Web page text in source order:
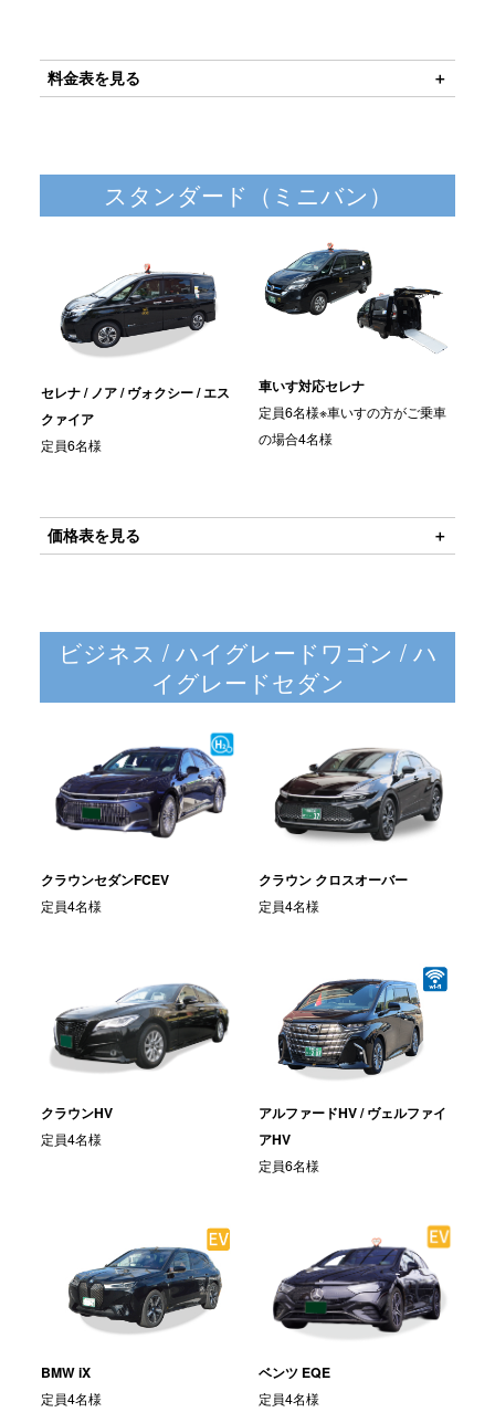
料金表を見る
スタンダード（ミニバン）
セレナ / ノア / ヴォクシー / エス
クァイア
定員6名様
車いす対応セレナ
定員6名様※車いすの方がご乗車
の場合4名様
価格表を見る
ビジネス / ハイグレードワゴン / ハ
イグレードセダン
クラウンセダンFCEV
定員4名様
クラウン クロスオーバー
定員4名様
クラウンHV
定員4名様
アルファードHV / ヴェルファイ
アHV
定員6名様
BMW iX
定員4名様
ベンツ EQE
定員4名様